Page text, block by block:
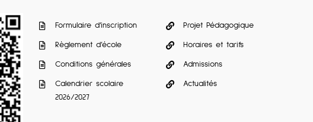
Formulaire d’inscription
Règlement d’école
Conditions générales
Calendrier scolaire
2026/2027
Projet Pédagogique
Horaires et tarifs
Admissions
Actualités